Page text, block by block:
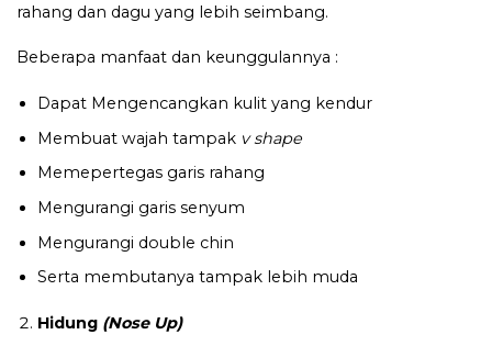
rahang dan dagu yang lebih seimbang.
Beberapa manfaat dan keunggulannya :
Dapat Mengencangkan kulit yang kendur
Membuat wajah tampak v shape
Memepertegas garis rahang
Mengurangi garis senyum
Mengurangi double chin
Serta membutanya tampak lebih muda
Hidung (Nose Up)